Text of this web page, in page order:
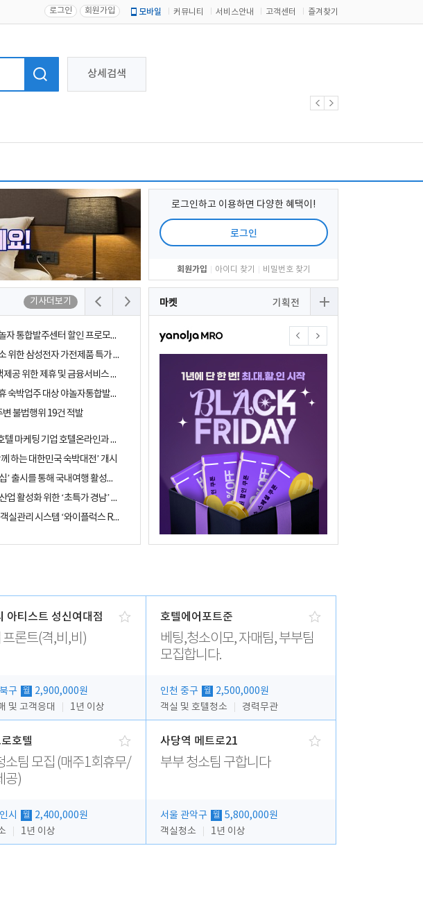
로그인 회원가입 모바일 커뮤니티 서비스안내 고객센터 즐겨찾기
상세검색
기사더보기
야놀자17주년 기념 야놀자 통합발주센터 할인 프로모션 진행
<야놀자 MRO, 숙박업소 위한 삼성전자 가전제품 특가 개시>
야놀자제휴점 금융혜택제공 위한 제휴 및 금융서비스 게시
야놀자16주년 기념 제휴 숙박업주 대상 야놀자통합발주센터 할인쿠폰 증정
불법행위 19건 적발
야놀자, 아프리카 1위 호텔 마케팅 기업 호텔온라인과 전략적 파트너십 체결
하는 대한민국 숙박대전’ 개시
야놀자, ‘썸머 VIP 멤버십’ 출시를 통해 국내여행 활성화에 박차
야놀자, 경남지역 관광산업 활성화 위한 ‘초특가 경남’ 기획전 진행
야놀자, 클라우드 기반 객실관리 시스템 ‘와이플럭스 RMS’ 출시
로그인하고 이용하면 다양한 혜택이!
로그인
회원가입 아이디 찾기 비밀번호 찾기
마켓 기획전
아티스트 성신여대점
프론트(격,비,비)
구 월
2,900,000원
및 고객응대
1년 이상
호텔에어포트준
베팅,청소이모, 자매팀, 부부팀
모집합니다.
인천 중구 월
2,500,000원
객실 및 호텔청소
경력무관
호텔
소팀 모집 (매주1회휴무/
공)
시 월
2,400,000원
1년 이상
사당역 메트로21
부부 청소팀 구합니다
서울 관악구 월
5,800,000원
객실청소
1년 이상